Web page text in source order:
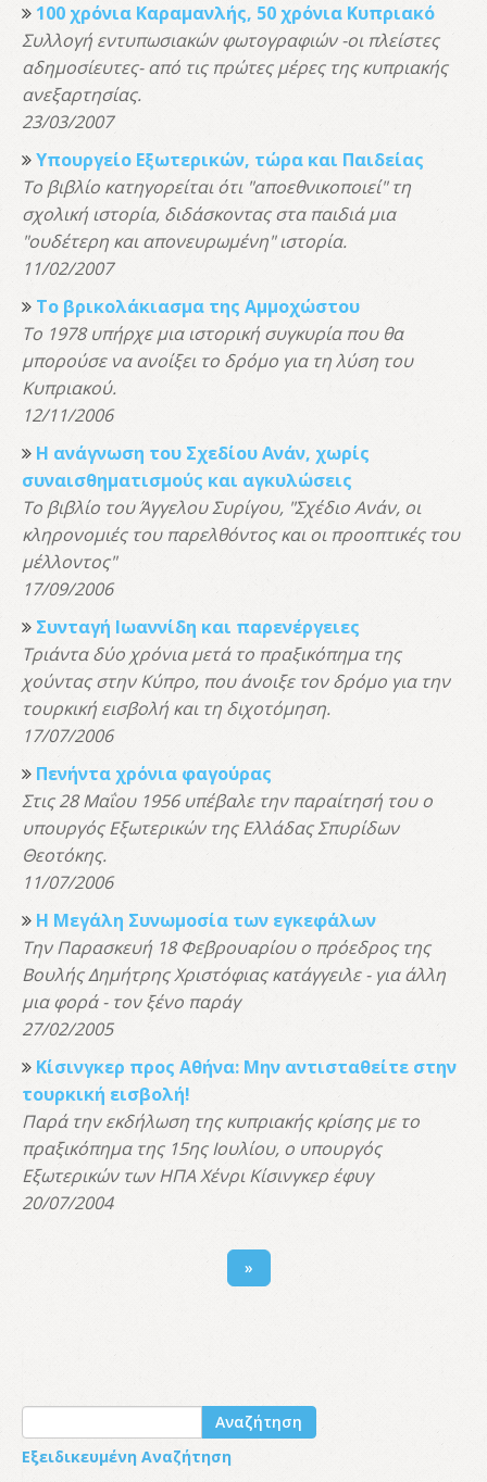
100 χρόνια Καραμανλής, 50 χρόνια Κυπριακό
Συλλογή εντυπωσιακών φωτογραφιών -οι πλείστες
αδημοσίευτες- από τις πρώτες μέρες της κυπριακής
ανεξαρτησίας.
23/03/2007
Υπουργείο Εξωτερικών, τώρα και Παιδείας
Το βιβλίο κατηγορείται ότι "αποεθνικοποιεί" τη
σχολική ιστορία, διδάσκοντας στα παιδιά μια
"ουδέτερη και απονευρωμένη" ιστορία.
11/02/2007
Το βρικολάκιασμα της Αμμοχώστου
Το 1978 υπήρχε μια ιστορική συγκυρία που θα
μπορούσε να ανοίξει το δρόμο για τη λύση του
Κυπριακού.
12/11/2006
Η ανάγνωση του Σχεδίου Ανάν, χωρίς
συναισθηματισμούς και αγκυλώσεις
Το βιβλίο του Άγγελου Συρίγου, "Σχέδιο Ανάν, οι
κληρονομιές του παρελθόντος και οι προοπτικές του
μέλλοντος"
17/09/2006
Συνταγή Ιωαννίδη και παρενέργειες
Τριάντα δύο χρόνια μετά το πραξικόπημα της
χούντας στην Κύπρο, που άνοιξε τον δρόμο για την
τουρκική εισβολή και τη διχοτόμηση.
17/07/2006
Πενήντα χρόνια φαγούρας
Στις 28 Μαΐου 1956 υπέβαλε την παραίτησή του ο
υπουργός Εξωτερικών της Ελλάδας Σπυρίδων
Θεοτόκης.
11/07/2006
Η Μεγάλη Συνωμοσία των εγκεφάλων
Την Παρασκευή 18 Φεβρουαρίου ο πρόεδρος της
Βουλής Δημήτρης Χριστόφιας κατάγγειλε - για άλλη
μια φορά - τον ξένο παράγ
27/02/2005
Κίσινγκερ προς Αθήνα: Μην αντισταθείτε στην
τουρκική εισβολή!
Παρά την εκδήλωση της κυπριακής κρίσης με το
πραξικόπημα της 15ης Ιουλίου, ο υπουργός
Εξωτερικών των ΗΠΑ Χένρι Κίσινγκερ έφυγ
20/07/2004
Αναζήτηση
Εξειδικευμένη Αναζήτηση